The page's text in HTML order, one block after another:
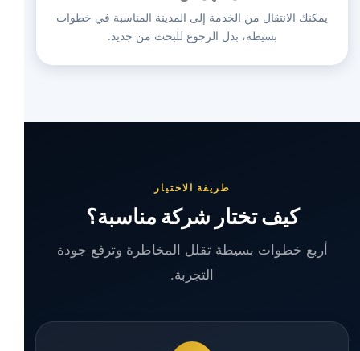
يمكنك الانتقال من الخدمة إلى المدينة المناسبة في خطوات
بسيطة، بدل الرجوع للبحث من جديد.
طريقة الاختيار
كيف تختار شركة مناسبة؟
أربع خطوات بسيطة تقلل المخاطرة وترفع جودة
التجربة.